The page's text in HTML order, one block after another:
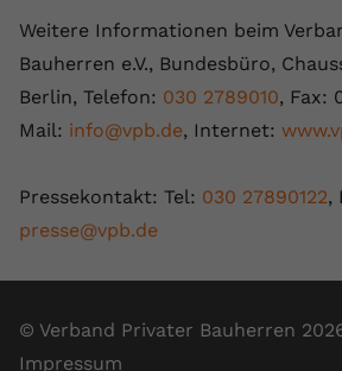
Weitere Informationen beim
Bauherren e.V., Bundesbüro,
Berlin, Telefon: 030 2789010, Fax:
Mail: info@vpb.de, Internet:
Pressekontakt: Tel: 030 27890122,
presse@vpb.de
© Verband Privater Bauherren
Impressum
Anbieter Youtube.com
Laufzeit
Zweck
Videopräferenzen